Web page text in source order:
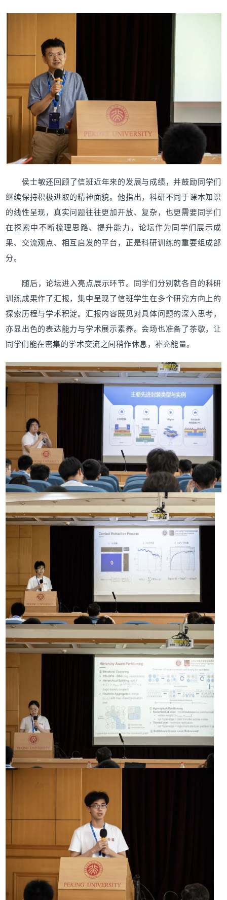
侯士敏还回顾了信班近年来的发展与成绩，并鼓励同学们
继续保持积极进取的精神面貌。他指出，科研不同于课本知识
的线性呈现，真实问题往往更加开放、复杂，也更需要同学们
在探索中不断梳理思路、提升能力。论坛作为同学们展示成
果、交流观点、相互启发的平台，正是科研训练的重要组成部
分。
随后，论坛进入亮点展示环节。同学们分别就各自的科研
训练成果作了汇报，集中呈现了信班学生在多个研究方向上的
探索历程与学术积淀。汇报内容既见对具体问题的深入思考，
亦显出色的表达能力与学术展示素养。会场也准备了茶歇，让
同学们能在密集的学术交流之间稍作休息，补充能量。